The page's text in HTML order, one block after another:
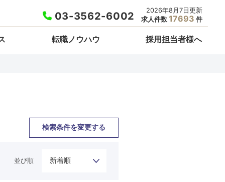
2026年8月7日更新
求人件数 17693 件
03-3562-6002
転職ノウハウ 採用担当者様へ
検索条件を変更する
並び順